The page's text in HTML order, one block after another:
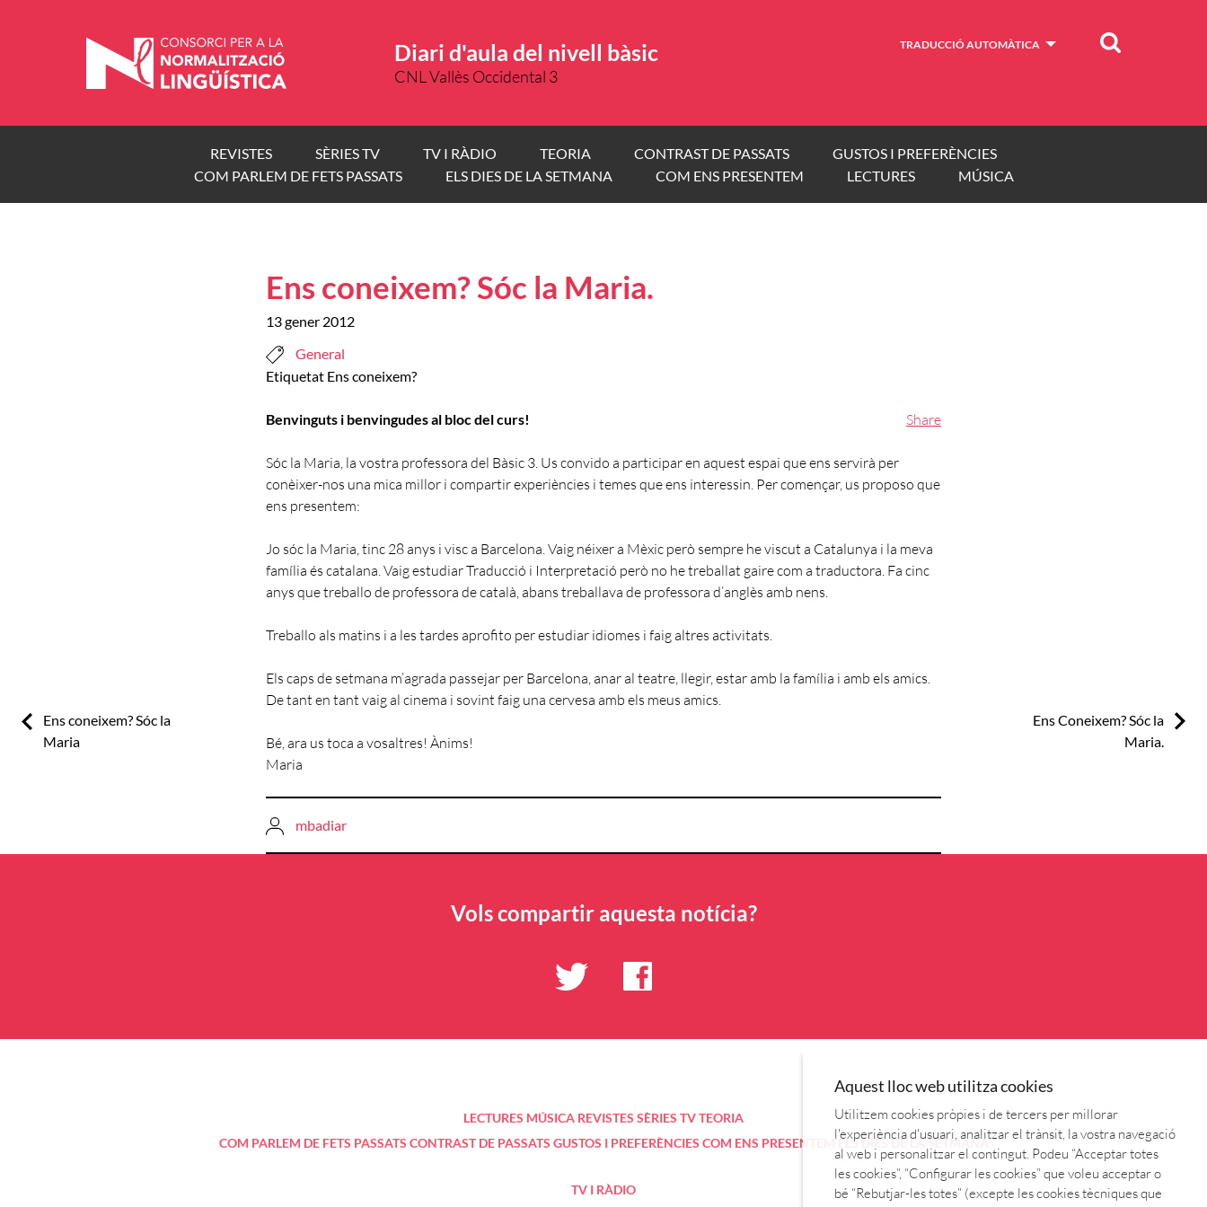
Diari d'aula del nivell bàsic
CNL Vallès Occidental 3
TRADUCCIÓ AUTOMÀTICA Cercar
REVISTES SÈRIES TV TV I RÀDIO TEORIA CONTRAST DE PASSATS
GUSTOS I PREFERÈNCIES
COM PARLEM DE FETS PASSATS
ELS DIES DE LA SETMANA COM ENS PRESENTEM LECTURES MÚSICA
Ens coneixem? Sóc la Maria.
13 gener 2012
General
Etiquetat Ens coneixem?
Share
Benvinguts i benvingudes al bloc del curs!
Sóc la Maria, la vostra professora del Bàsic 3. Us convido a participar en aquest espai que ens servirà per
conèixer-nos una mica millor i compartir experiències i temes que ens interessin. Per començar, us proposo que
ens presentem:
Jo sóc la Maria, tinc 28 anys i visc a Barcelona. Vaig néixer a Mèxic però sempre he viscut a Catalunya i la meva
família és catalana. Vaig estudiar Traducció i Interpretació però no he treballat gaire com a traductora. Fa cinc
anys que treballo de professora de català, abans treballava de professora d’anglès amb nens.
Treballo als matins i a les tardes aprofito per estudiar idiomes i faig altres activitats.
Els caps de setmana m’agrada passejar per Barcelona, anar al teatre, llegir, estar amb la família i amb els amics.
De tant en tant vaig al cinema i sovint faig una cervesa amb els meus amics.
Bé, ara us toca a vosaltres! Ànims!
Maria
mbadiar
Previous:
Ens coneixem? Sóc la
Maria
Next:
Ens Coneixem? Sóc la
Maria.
Vols compartir aquesta notícia?
LECTURES MÚSICA REVISTES SÈRIES TVTEORIA
COM PARLEM DE FETS PASSATS CONTRAST DE PASSATS GUSTOS I PREFERÈNCIES COM ENS PRESENTEM ELS DIES DE LA SETMANA
TV I RÀDIO
Aquest lloc web utilitza cookies
Utilitzem cookies pròpies i de tercers per millorar
l'experiència d'usuari, analitzar el trànsit, la vostra navegació
al web i personalitzar el contingut. Podeu “Acceptar totes
les cookies”, “Configurar les cookies” que voleu acceptar o
bé “Rebutjar-les totes” (excepte les cookies tècniques que